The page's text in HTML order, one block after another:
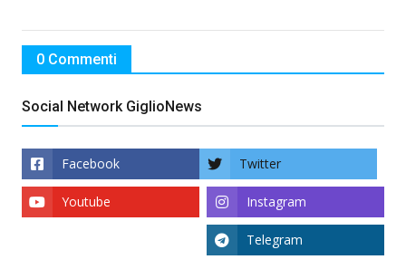
0 Commenti
Social Network GiglioNews
Facebook Twitter
Instagram
Youtube
Telegram